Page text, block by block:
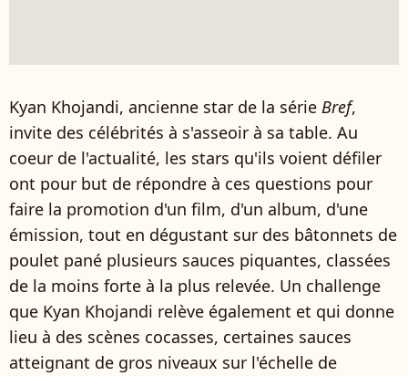
Kyan Khojandi, ancienne star de la série Bref,
invite des célébrités à s'asseoir à sa table. Au
coeur de l'actualité, les stars qu'ils voient défiler
ont pour but de répondre à ces questions pour
faire la promotion d'un film, d'un album, d'une
émission, tout en dégustant sur des bâtonnets de
poulet pané plusieurs sauces piquantes, classées
de la moins forte à la plus relevée. Un challenge
que Kyan Khojandi relève également et qui donne
lieu à des scènes cocasses, certaines sauces
atteignant de gros niveaux sur l'échelle de